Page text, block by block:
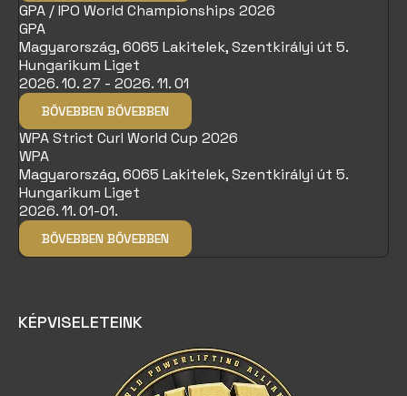
GPA / IPO World Championships 2026
GPA
Magyarország, 6065 Lakitelek, Szentkirályi út 5.
Hungarikum Liget
2026. 10. 27 - 2026. 11. 01
BŐVEBBEN BŐVEBBEN
WPA Strict Curl World Cup 2026
WPA
Magyarország, 6065 Lakitelek, Szentkirályi út 5.
Hungarikum Liget
2026. 11. 01-01.
BŐVEBBEN BŐVEBBEN
KÉPVISELETEINK